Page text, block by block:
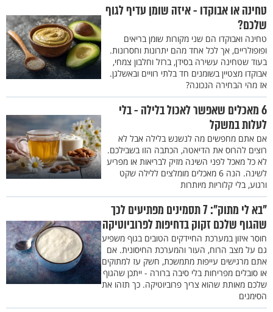
טחינה או אבוקדו - איזה שומן עדיף לגוף
שלכם?
טחינה ואבוקדו הם שני מקורות שומן בריאים
ופופולריים, אך לכל אחד מהם יתרונות וחסרונות.
בעוד שטחינה עשירה בסידן, ברזל וחלבון צמחי,
אבוקדו מצטיין בשומנים חד בלתי רוויים ובאשלגן.
אז מהי הבחירה הנכונה?
6 מאכלים שאפשר לאכול בלילה - בלי
לעלות במשקל
אם אתם מחפשים מה לנשנש בלילה אבל לא
רוצים להרוס את הדיאטה, הכתבה הזו בשבילכם.
לא כל מאכל לפני השינה מזיק לבריאות או מפריע
לשינה. הנה 6 מאכלים מומלצים ללילה שקט
ורגוע, בלי קלוריות מיותרות
"בא לי מתוק": 7 תסמינים מפתיעים לכך
שהגוף שלכם זקוק בדחיפות לפרוביוטיקה
חוסר איזון במערכת החיידקים הטובים בגוף משפיע
גם על מצב הרוח, העור והמערכת החיסונית. אם
אתם מרגישים עייפות מתמשכת, חשק עז למתוקים
או סובלים מפריחות בלי סיבה ברורה - ייתכן שהגוף
שלכם מאותת שהוא צריך פרוביוטיקה. כך תזהו את
הסימנים